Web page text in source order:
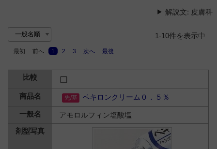
解説文: 皮膚科
1-10件を表示中
最初 前へ 1 2 3 次へ 最後
ペキロンクリーム０．５％
アモロルフィン塩酸塩